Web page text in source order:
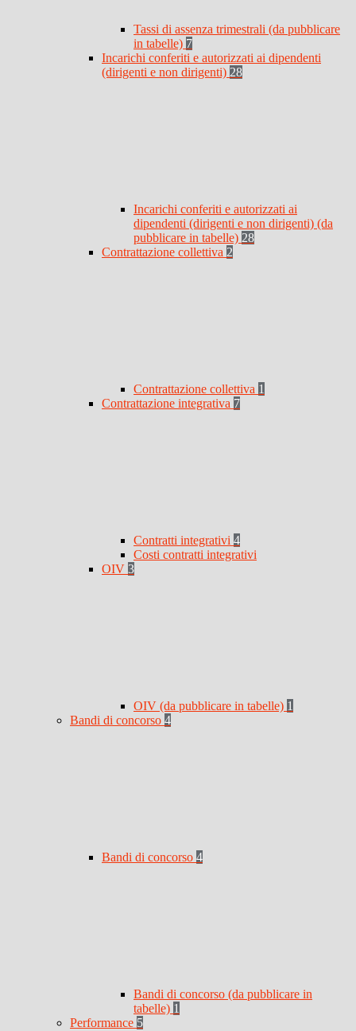
Tassi di assenza trimestrali (da pubblicare
in tabelle) 7
Incarichi conferiti e autorizzati ai dipendenti
(dirigenti e non dirigenti) 28
Incarichi conferiti e autorizzati ai
dipendenti (dirigenti e non dirigenti) (da
pubblicare in tabelle) 28
Contrattazione collettiva 2
Contrattazione collettiva 1
Contrattazione integrativa 7
Contratti integrativi 4
Costi contratti integrativi
OIV 3
OIV (da pubblicare in tabelle) 1
Bandi di concorso 4
Bandi di concorso 4
Bandi di concorso (da pubblicare in
tabelle) 1
Performance 5